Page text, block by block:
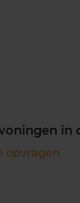
in
opvragen